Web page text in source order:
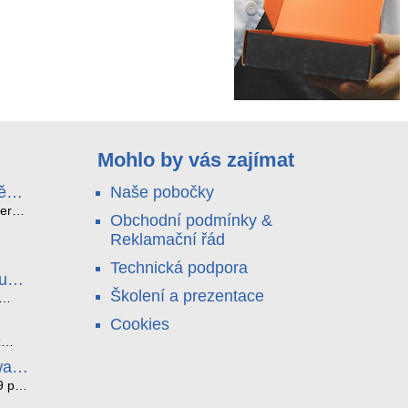
a
a
ze
Mohlo by vás zajímat
Naše pobočky
Obchodní podmínky &
Reklamační řád
Technická podpora
Školení a prezentace
Cookies